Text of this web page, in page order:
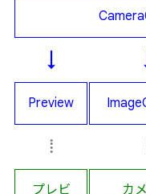
↓
Preview
⁞
プレビ
カ